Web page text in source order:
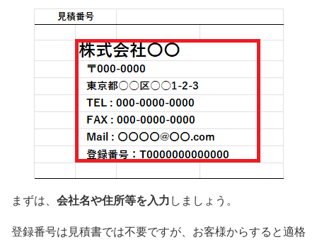
まずは、 会社名や住所等を入力しましょう。
登録番号は見積書では不要ですが、お客様からすると適格